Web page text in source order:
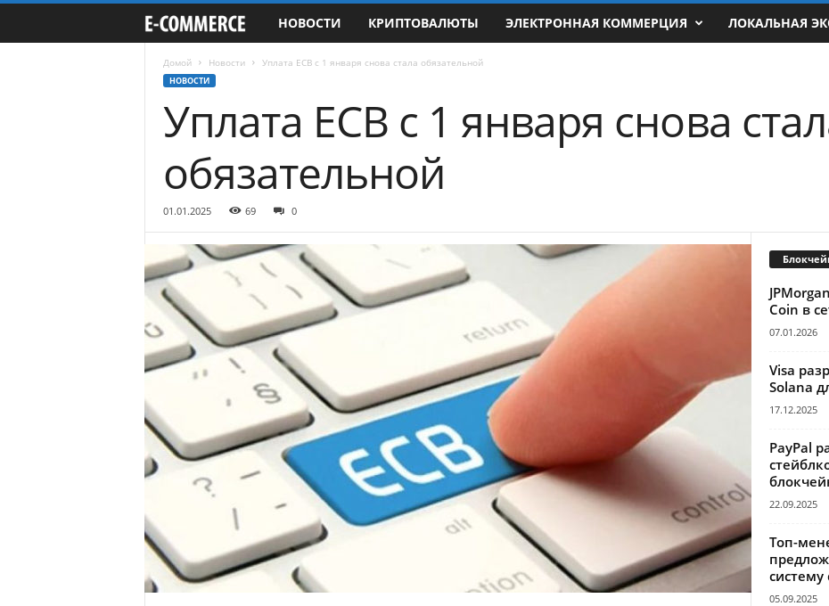
-
o
m
e
c
НОВОСТИ КРИПТОВАЛЮТЫ ЭЛЕКТРОННАЯ КОММЕРЦИЯ ЛОКАЛЬНАЯ
Домой Новости Уплата ЕСВ с 1 января снова стала обязательной
НОВОСТИ
Уплата ЕСВ с 1 января снова
обязательной
01.01.2025 69 0
Coin в
07.01.2026
Visa
Solana
17.12.2025
PayPal
22.09.2025
Топ-
систему
05.09.2025